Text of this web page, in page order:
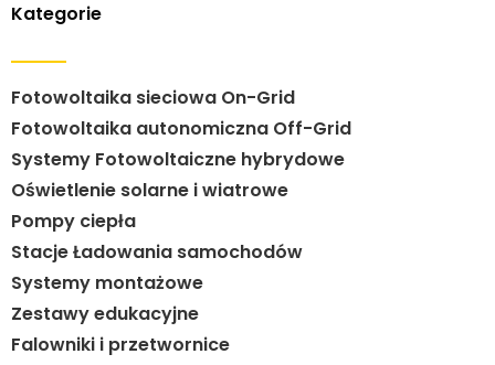
Kategorie
Fotowoltaika sieciowa On-Grid
Fotowoltaika autonomiczna Off-Grid
Systemy Fotowoltaiczne hybrydowe
Oświetlenie solarne i wiatrowe
Pompy ciepła
Stacje Ładowania samochodów
Systemy montażowe
Zestawy edukacyjne
Falowniki i przetwornice